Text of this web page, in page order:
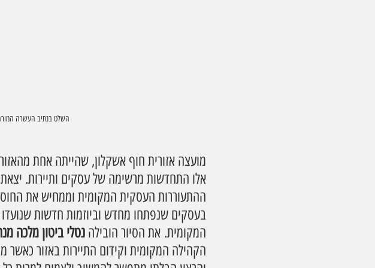
השלט בנתיב העשרה
אלו התחדשות מרשימה של עסקים ותיירות.
ההתעוררות העסקית המקומית וממחיש את
בעסקים שנפתחו מחדש וביוזמות חדשות שנועדו
המקומית. את הסיור הובילה נטלי ביטון מלכה
הקהילה המקומית וקידום התיירות באזור